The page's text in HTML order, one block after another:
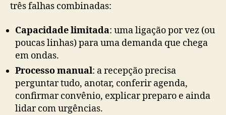
três falhas combinadas:
Capacidade limitada: uma ligação por vez (ou
poucas linhas) para uma demanda que chega
em ondas.
Processo manual: a recepção precisa
perguntar tudo, anotar, conferir agenda,
confirmar convênio, explicar preparo e ainda
lidar com urgências.